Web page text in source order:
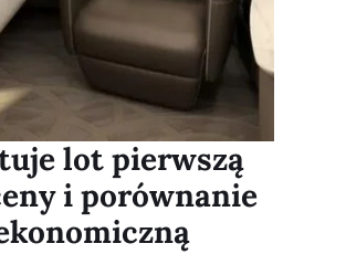
lot pierwszą
i porównanie